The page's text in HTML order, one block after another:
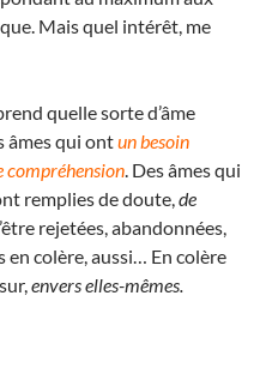
Mais quel intérêt, me
quelle sorte d’âme
âmes qui ontun besoin
compréhension . Des âmes qui
remplies de doute, de
rejetées, abandonnées,
en colère, aussi… En colère
envers elles-mêmes.